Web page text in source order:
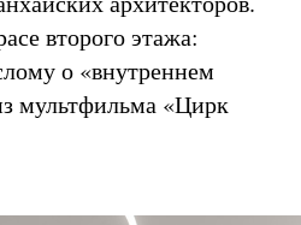
второго этажа:
о «внутреннем
мультфильма «Цирк